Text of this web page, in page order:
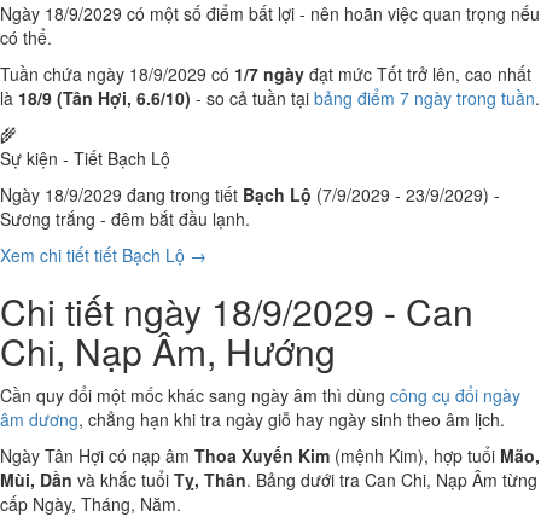
Ngày 18/9/2029 có một số điểm bất lợi - nên hoãn việc quan trọng nếu
có thể.
Tuần chứa ngày 18/9/2029 có 1/7 ngày đạt mức Tốt trở lên, cao nhất
là 18/9 (Tân Hợi, 6.6/10) - so cả tuần tại bảng điểm 7 ngày trong tuần.
🌾
Sự kiện - Tiết Bạch Lộ
Ngày 18/9/2029 đang trong tiết Bạch Lộ (7/9/2029 - 23/9/2029) -
Sương trắng - đêm bắt đầu lạnh.
Xem chi tiết tiết Bạch Lộ →
Chi tiết ngày 18/9/2029 - Can
Chi, Nạp Âm, Hướng
Cần quy đổi một mốc khác sang ngày âm thì dùng công cụ đổi ngày
âm dương, chẳng hạn khi tra ngày giỗ hay ngày sinh theo âm lịch.
Ngày Tân Hợi có nạp âm Thoa Xuyến Kim (mệnh Kim), hợp tuổi Mão,
Mùi, Dần và khắc tuổi Tỵ, Thân. Bảng dưới tra Can Chi, Nạp Âm từng
cấp Ngày, Tháng, Năm.